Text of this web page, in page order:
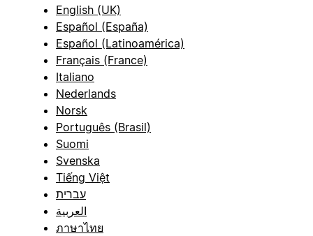
English (UK)
Español (España)
Español (Latinoamérica)
Français (France)
Italiano
Nederlands
Norsk
Português (Brasil)
Suomi
Svenska
Tiếng Việt
עברית
العربية
ภาษาไทย